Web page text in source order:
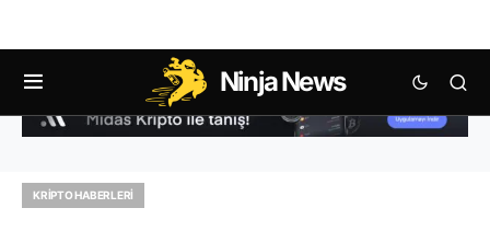
Ninja News
KRIPTO HABERLERI